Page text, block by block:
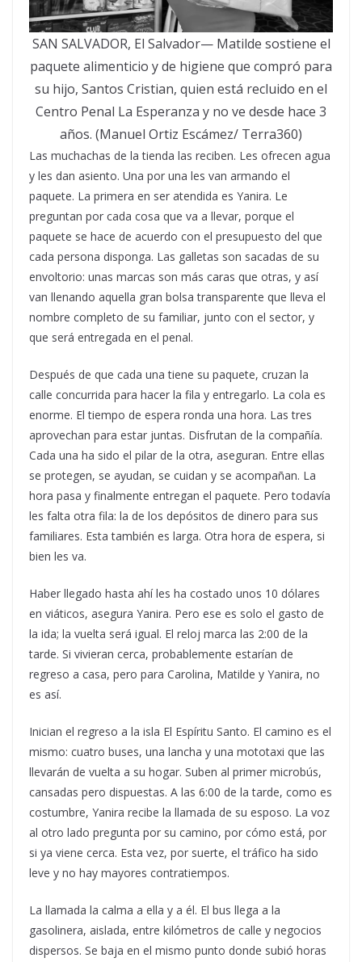
SAN SALVADOR, El Salvador— Matilde sostiene el
paquete alimenticio y de higiene que compró para
su hijo, Santos Cristian, quien está recluido en el
Centro Penal La Esperanza y no ve desde hace 3
años. (Manuel Ortiz Escámez/ Terra360)
Las muchachas de la tienda las reciben. Les ofrecen agua
y les dan asiento. Una por una les van armando el
paquete. La primera en ser atendida es Yanira. Le
preguntan por cada cosa que va a llevar, porque el
paquete se hace de acuerdo con el presupuesto del que
cada persona disponga. Las galletas son sacadas de su
envoltorio: unas marcas son más caras que otras, y así
van llenando aquella gran bolsa transparente que lleva el
nombre completo de su familiar, junto con el sector, y
que será entregada en el penal.
Después de que cada una tiene su paquete, cruzan la
calle concurrida para hacer la fila y entregarlo. La cola es
enorme. El tiempo de espera ronda una hora. Las tres
aprovechan para estar juntas. Disfrutan de la compañía.
Cada una ha sido el pilar de la otra, aseguran. Entre ellas
se protegen, se ayudan, se cuidan y se acompañan. La
hora pasa y finalmente entregan el paquete. Pero todavía
les falta otra fila: la de los depósitos de dinero para sus
familiares. Esta también es larga. Otra hora de espera, si
bien les va.
Haber llegado hasta ahí les ha costado unos 10 dólares
en viáticos, asegura Yanira. Pero ese es solo el gasto de
la ida; la vuelta será igual. El reloj marca las 2:00 de la
tarde. Si vivieran cerca, probablemente estarían de
regreso a casa, pero para Carolina, Matilde y Yanira, no
es así.
Inician el regreso a la isla El Espíritu Santo. El camino es el
mismo: cuatro buses, una lancha y una mototaxi que las
llevarán de vuelta a su hogar. Suben al primer microbús,
cansadas pero dispuestas. A las 6:00 de la tarde, como es
costumbre, Yanira recibe la llamada de su esposo. La voz
al otro lado pregunta por su camino, por cómo está, por
si ya viene cerca. Esta vez, por suerte, el tráfico ha sido
leve y no hay mayores contratiempos.
La llamada la calma a ella y a él. El bus llega a la
gasolinera, aislada, entre kilómetros de calle y negocios
dispersos. Se baja en el mismo punto donde subió horas